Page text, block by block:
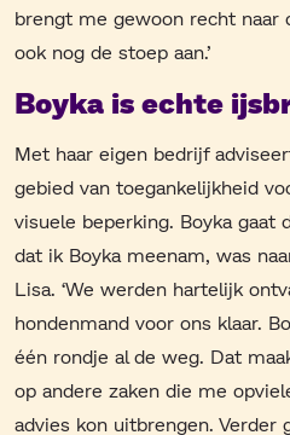
brengt me gewoon recht naar
ook nog de stoep aan.’
Boyka is echte
Met haar eigen bedrijf
gebied van toegankelijkheid
visuele beperking. Boyka gaat
dat ik Boyka meenam, was
Lisa. ‘We werden hartelijk
hondenmand voor ons klaar.
één rondje al de weg. Dat
op andere zaken die me
advies kon uitbrengen. Verder